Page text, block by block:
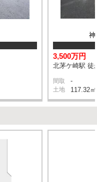
神
3,500万円
北茅ケ崎駅 徒
間取 -
土地 117.32㎡